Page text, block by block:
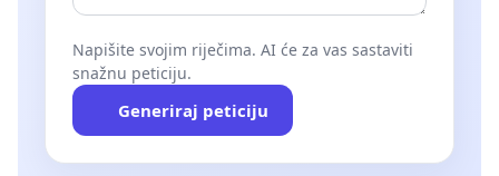
Napišite svojim riječima. AI će za vas sastaviti
snažnu peticiju.
Generiraj peticiju